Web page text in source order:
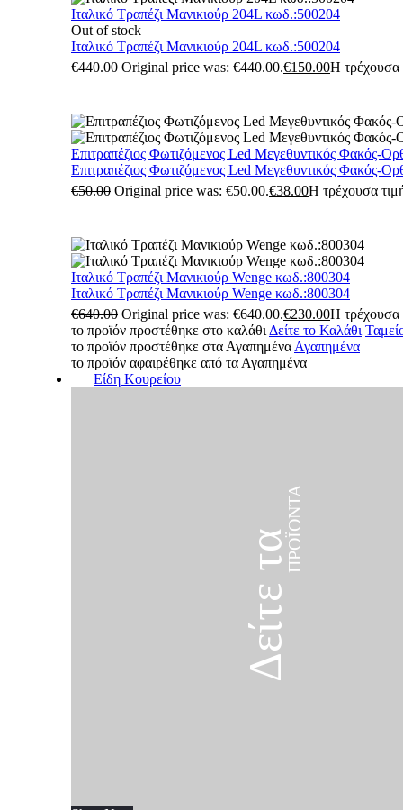
Ιταλικό Τραπέζι Μανικιούρ 204L κωδ.:500204
Out of stock
Ιταλικό Τραπέζι Μανικιούρ 204L κωδ.:500204
€440.00 Original price was: €440.00.€150.00Η τρέχουσα
Επιτραπέζιος Φωτιζόμενος Led Μεγεθυντικός Φακός-
Επιτραπέζιος Φωτιζόμενος Led Μεγεθυντικός Φακός-
€50.00 Original price was: €50.00.€38.00Η τρέχουσα
Ιταλικό Τραπέζι Μανικιούρ Wenge κωδ.:800304
Ιταλικό Τραπέζι Μανικιούρ Wenge κωδ.:800304
€640.00 Original price was: €640.00.€230.00Η τρέχουσα
το προϊόν προστέθηκε στο καλάθι Δείτε το Καλάθι
το προϊόν προστέθηκε στα Αγαπημένα Αγαπημένα
το προϊόν αφαιρέθηκε από τα Αγαπημένα
Είδη Κουρείου
Δείτε ταΠΡΟΪΌΝΤΑ